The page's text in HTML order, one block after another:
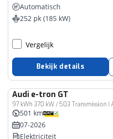
Automatisch
252 pk (185 kW)
Vergelijk
Bekijk details
Audi e-tron GT
501 km
07-2026
Elektriciteit